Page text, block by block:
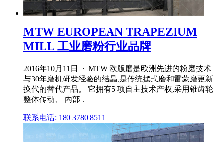
MTW EUROPEAN TRAPEZIUM
MILL 工业磨粉行业品牌
2016年10月11日 · MTW 欧版磨是欧洲先进的粉磨技术
与30年磨机研发经验的结晶,是传统摆式磨和雷蒙磨更新
换代的替代产品。 它拥有5 项自主技术产权,采用锥齿轮
整体传动、 内部 .
联系电话: 180 3780 8511